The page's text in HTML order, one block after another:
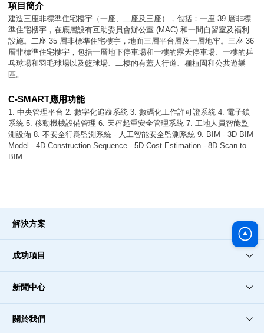
項目簡介
建造三座非標準住宅樓宇（一座、二座及三座），包括：一座 39 層非標
準住宅樓宇，在底層設有互助委員會辦公室 (MAC) 和一間自習室及福利
設施。二座 35 層非標準住宅樓宇，地面三層平台層及一層地牢。三座 36
層非標準住宅樓宇，包括一層地下停車場和一樓的露天停車場、一樓的乒
乓球場和羽毛球場以及籃球場、二樓的有蓋人行道、種植園和公共遊樂
區。
C-SMART應用功能
1. 中央管理平台 2. 數字化追蹤系統 3. 數碼化工作許可證系統 4. 電子鎖
系統 5. 移動機械設備管理 6. 天秤起重安全管理系統 7. 工地人員智能監
測設備 8. 不安全行爲監測系統 - 人工智能安全監測系統 9. BIM - 3D BIM
Model - 4D Construction Sequence - 5D Cost Estimation - 8D Scan to
BIM
解決方案
成功項目
新聞中心
關於我們